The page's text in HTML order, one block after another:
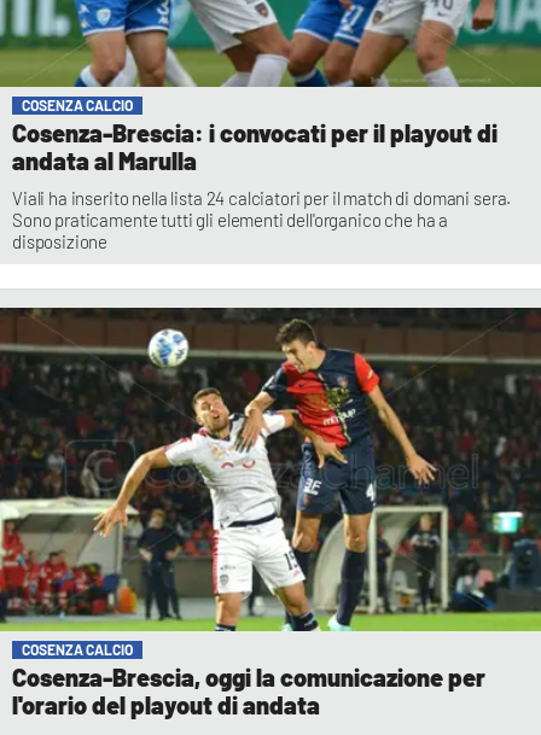
COSENZA CALCIO
Cosenza-Brescia: i convocati per il playout di
andata al Marulla
Viali ha inserito nella lista 24 calciatori per il match di domani sera.
Sono praticamente tutti gli elementi dell'organico che ha a
disposizione
COSENZA CALCIO
Cosenza-Brescia, oggi la comunicazione per
l'orario del playout di andata